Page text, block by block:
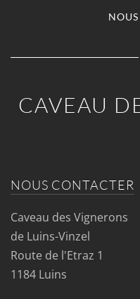
CAVEAU
NOUS CONTACTER
Caveau des Vignerons
de Luins-Vinzel
Route de l'Etraz 1
1184 Luins